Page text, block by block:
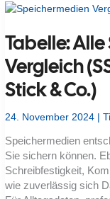
Tabelle:
Vergleich
Stick & Co.)
24. November 2024 |
Speichermedien
Sie sichern können.
Schreibfestigkeit,
wie zuverlässig sich